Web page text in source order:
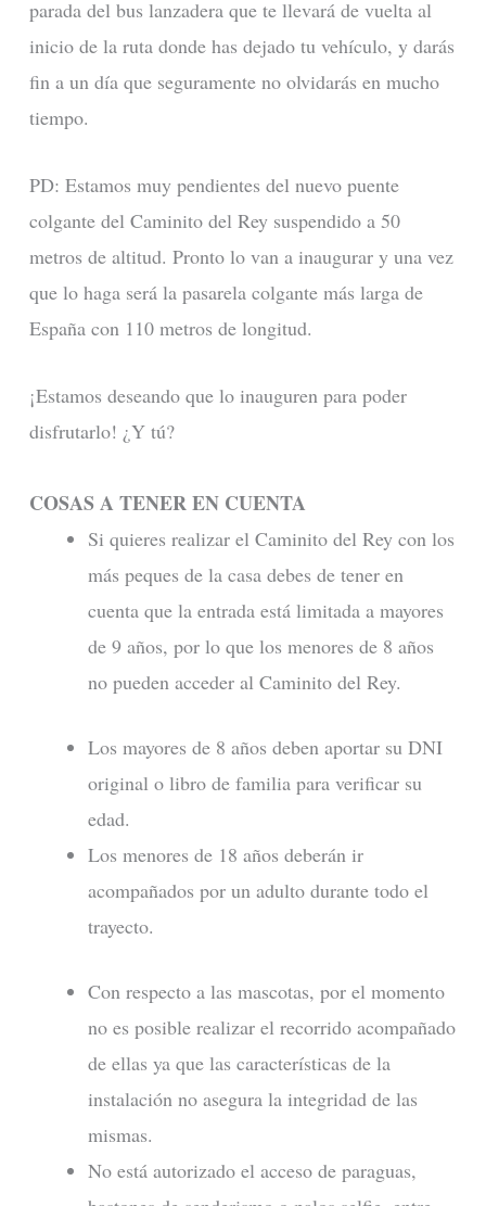
parada del bus lanzadera que te llevará de vuelta al
inicio de la ruta donde has dejado tu vehículo, y darás
fin a un día que seguramente no olvidarás en mucho
tiempo.
PD: Estamos muy pendientes del nuevo puente
colgante del Caminito del Rey suspendido a 50
metros de altitud. Pronto lo van a inaugurar y una vez
que lo haga será la pasarela colgante más larga de
España con 110 metros de longitud.
¡Estamos deseando que lo inauguren para poder
disfrutarlo! ¿Y tú?
COSAS A TENER EN CUENTA
Si quieres realizar el Caminito del Rey con los
más peques de la casa debes de tener en
cuenta que la entrada está limitada a mayores
de 9 años, por lo que los menores de 8 años
no pueden acceder al Caminito del Rey.
Los mayores de 8 años deben aportar su DNI
original o libro de familia para verificar su
edad.
Los menores de 18 años deberán ir
acompañados por un adulto durante todo el
trayecto.
Con respecto a las mascotas, por el momento
no es posible realizar el recorrido acompañado
de ellas ya que las características de la
instalación no asegura la integridad de las
mismas.
No está autorizado el acceso de paraguas,